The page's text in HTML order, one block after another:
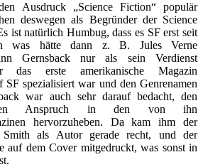
Ausdruck „Science Fiction“ populär
deswegen als Begründer der Science
ist natürlich Humbug, dass es SF erst seit
was hätte dann z. B. Jules Verne
Gernsback nur als sein Verdienst
das erste amerikanische Magazin
SF spezialisiert war und den Genrenamen
war auch sehr darauf bedacht, den
Anspruch in den von ihn
hervorzuheben. Da kam ihm der
Smith als Autor gerade recht, und der
auf dem Cover mitgedruckt, was sonst in